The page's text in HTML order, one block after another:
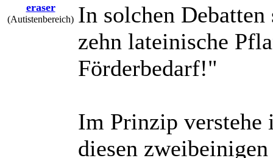
eraser
(Autistenbereich) In solchen
zehn lateinische
Förderbedarf!"
Im Prinzip verstehe
diesen